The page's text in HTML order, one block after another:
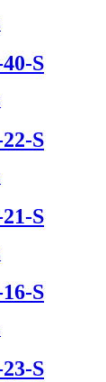
S
S
S
S
S